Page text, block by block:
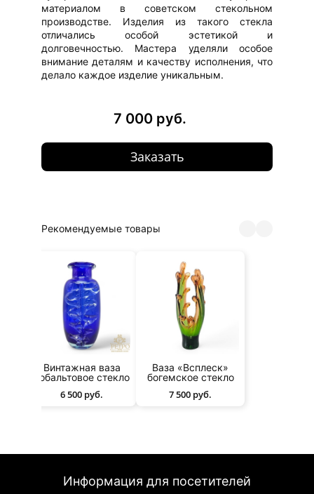
материалом в советском стекольном
производстве. Изделия из такого стекла
отличались особой эстетикой и
долговечностью. Мастера уделяли особое
внимание деталям и качеству исполнения, что
делало каждое изделие уникальным.
7 000 руб.
Заказать
Рекомендуемые товары
Винтажная ваза
кобальтовое стекло
6 500 руб.
Ваза «Всплеск»
богемское стекло
7 500 руб.
Информация для посетителей